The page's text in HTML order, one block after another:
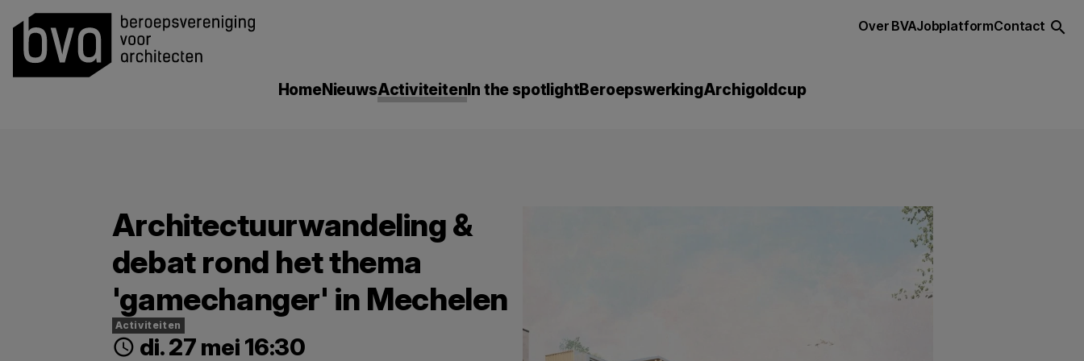
Over BVAJobplatformContact search
HomeNieuwsActiviteitenIn the spotlightBeroepswerkingArchigoldcup
Architectuurwandeling &
debat rond het thema
'gamechanger' in Mechelen
Activiteiten
schedule di. 27 mei 16:30